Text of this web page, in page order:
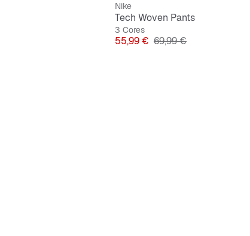
Nike
Tech Woven Pants
3 Cores
Preço
55,99 € Preço original
69,99 €